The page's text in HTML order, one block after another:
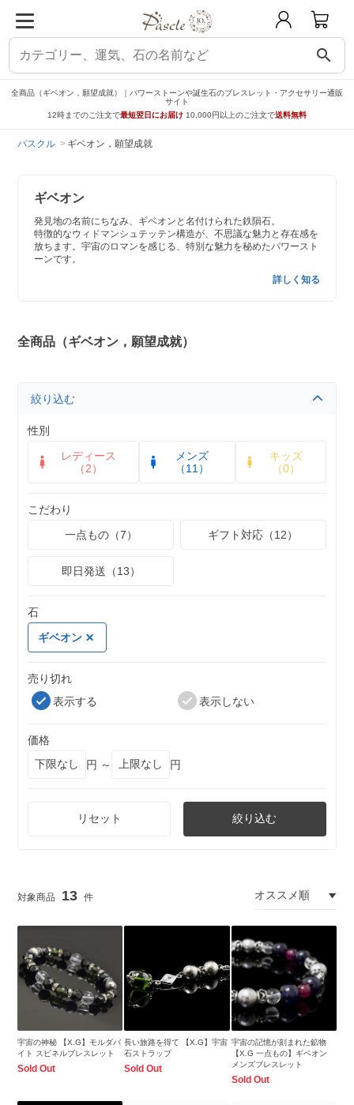
search
全商品（ギベオン，願望成就）｜パワーストーンや誕生石のブレスレット・アクセサリー通販
サイト
12時までのご注文で最短翌日にお届け 10,000円以上のご注文で送料無料
パスクル ギベオン，願望成就
ギベオン
発見地の名前にちなみ、ギベオンと名付けられた鉄隕石。
特徴的なウィドマンシュテッテン構造が、不思議な魅力と存在感を
放ちます。宇宙のロマンを感じる、特別な魅力を秘めたパワースト
ーンです。
詳しく知る
全商品（ギベオン，願望成就）
絞り込む
性別
レディース
（2）
メンズ
（11）
キッズ
（0）
こだわり
一点もの（7）
ギフト対応（12）
即日発送（13）
石
ギベオン
売り切れ
表示する
表示しない
価格
円 ～
円
リセット 絞り込む
13
宇宙の神秘 【X.G】モルダバ
イト スピネルブレスレット
Sold Out
長い旅路を得て 【X.G】宇宙
石ストラップ
Sold Out
宇宙の記憶が刻まれた鉱物
【X.G 一点もの】ギベオン
メンズブレスレット
Sold Out